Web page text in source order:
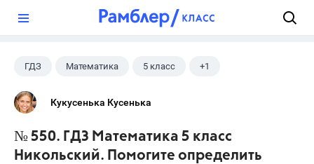
ГДЗ Математика 5 класс +1
Никольский С.М.
Кукусенька Кусенька
№ 550. ГДЗ Математика 5 класс
Никольский. Помогите определить